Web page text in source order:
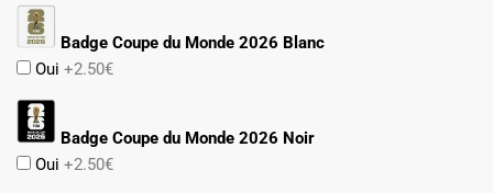
Badge Coupe du Monde 2026 Blanc
Oui +2.50€
Badge Coupe du Monde 2026 Noir
Oui +2.50€